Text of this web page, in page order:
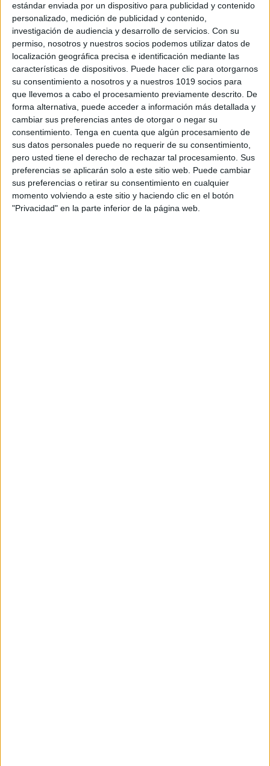
estándar enviada por un dispositivo para publicidad y contenido
personalizado, medición de publicidad y contenido,
investigación de audiencia y desarrollo de servicios. Con su
permiso, nosotros y nuestros socios podemos utilizar datos de
localización geográfica precisa e identificación mediante las
características de dispositivos. Puede hacer clic para otorgarnos
su consentimiento a nosotros y a nuestros 1019 socios para
que llevemos a cabo el procesamiento previamente descrito. De
forma alternativa, puede acceder a información más detallada y
cambiar sus preferencias antes de otorgar o negar su
consentimiento. Tenga en cuenta que algún procesamiento de
sus datos personales puede no requerir de su consentimiento,
pero usted tiene el derecho de rechazar tal procesamiento. Sus
preferencias se aplicarán solo a este sitio web. Puede cambiar
sus preferencias o retirar su consentimiento en cualquier
momento volviendo a este sitio y haciendo clic en el botón
"Privacidad" en la parte inferior de la página web.
Paso 2: ¿Dónde está ubicado
este lugar?
Ubicar el lugar ayuda a dar contexto a
la descripción. ¿Está cerca del mar? ¿O
en el campo? Esta pequeña información
hace que el lector se sitúe mentalmente
en el entorno y enriquece la descripción.
Paso 3: ¿Cómo es el entorno o
paisaje del lugar?
Aquí es donde pueden desarrollar el
aspecto visual del lugar. Con opciones
sobre la vegetación, los elementos